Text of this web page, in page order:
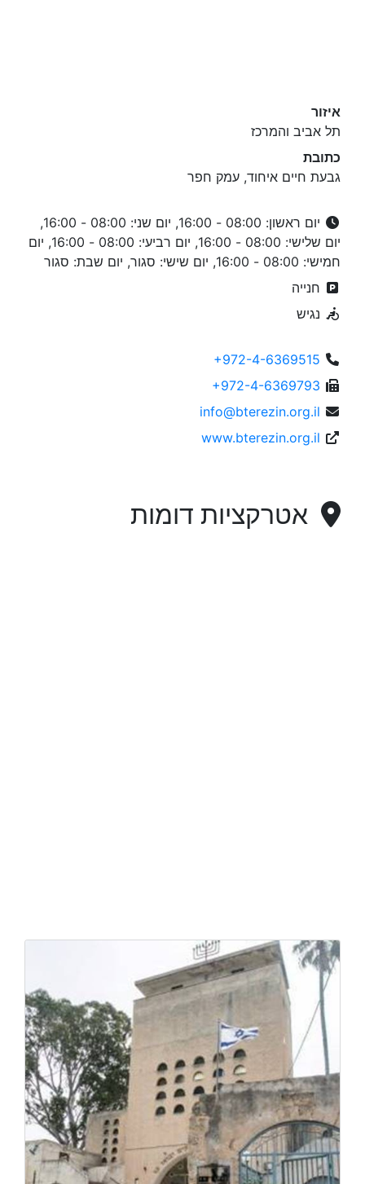
איזור
תל אביב והמרכז
כתובת
גבעת חיים איחוד, עמק חפר
יום ראשון: 08:00 - 16:00, יום שני: 08:00 - 16:00,
יום שלישי: 08:00 - 16:00, יום רביעי: 08:00 - 16:00, יום
חמישי: 08:00 - 16:00, יום שישי: סגור, יום שבת: סגור
חנייה
נגיש
+972-4-6369515
+972-4-6369793
info@bterezin.org.il
www.bterezin.org.il
אטרקציות דומות